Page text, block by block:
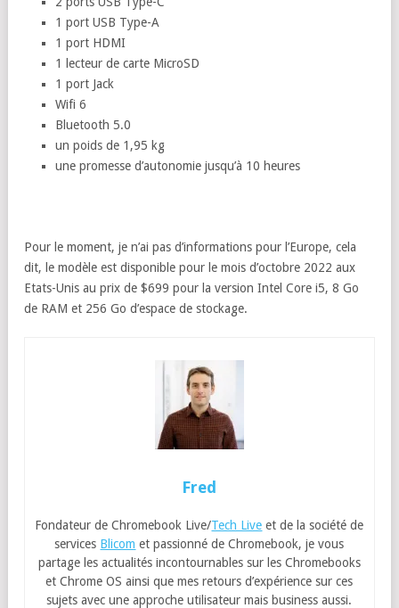
1 port USB Type-A
1 port HDMI
1 lecteur de carte MicroSD
1 port Jack
Wifi 6
Bluetooth 5.0
un poids de 1,95 kg
une promesse d’autonomie jusqu’à 10 heures
Pour le moment, je n’ai pas d’informations pour l’Europe, cela
dit, le modèle est disponible pour le mois d’octobre 2022 aux
Etats-Unis au prix de $699 pour la version Intel Core i5, 8 Go
de RAM et 256 Go d’espace de stockage.
Fred
Fondateur de Chromebook Live/Tech Live et de la société de
services Blicom et passionné de Chromebook, je vous
partage les actualités incontournables sur les Chromebooks
et Chrome OS ainsi que mes retours d’expérience sur ces
sujets avec une approche utilisateur mais business aussi.